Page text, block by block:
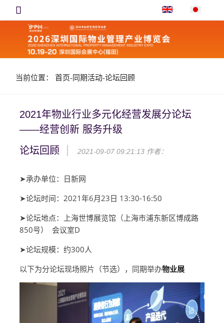

当前位置：首页-同期活动-论坛回顾
2021年物业行业多元化经营发展分论坛
——经营创新 服务升级
论坛回顾
2021-09-07 09:21:13 作者：
➤承办单位：日新网
➤论坛时间：2021年6月23日 13:30-16:50
➤论坛地点：上海世博展览馆（上海市浦东新区博成路
850号） 会议室D
➤论坛规模：约300人
以下为分论坛现场照片（节选），同期举办物业展